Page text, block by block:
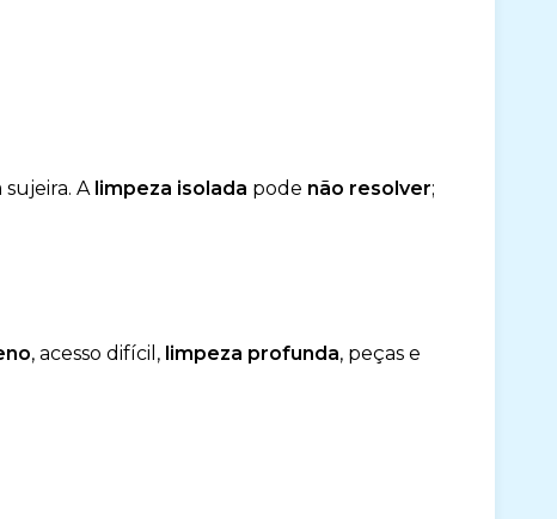
A limpeza isolada pode não resolver;
, acesso difícil, limpeza profunda, peças e